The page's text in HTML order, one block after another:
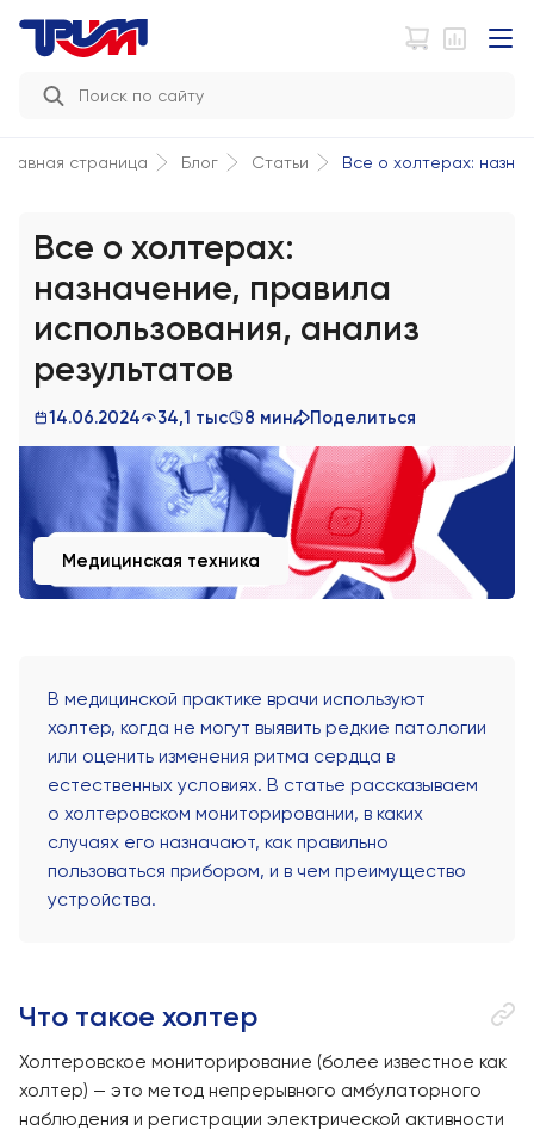
Главная страница Блог Статьи Все о холтерах:
Все о холтерах:
назначение, правила
использования, анализ
результатов
14.06.2024 34,1 тыс 8 мин Поделиться
Медицинская техника
В медицинской практике врачи используют
холтер, когда не могут выявить редкие патологии
или оценить изменения ритма сердца в
естественных условиях. В статье рассказываем
о холтеровском мониторировании, в каких
случаях его назначают, как правильно
пользоваться прибором, и в чем преимущество
устройства.
Что такое холтер
Холтеровское мониторирование (более известное как
холтер) — это метод непрерывного амбулаторного
наблюдения и регистрации электрической активности